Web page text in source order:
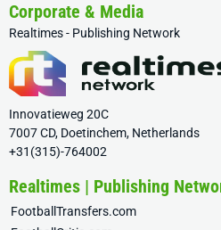
Corporate & Media
Realtimes - Publishing Network
Innovatieweg 20C
7007 CD, Doetinchem, Netherlands
+31(315)-764002
Realtimes | Publishing
FootballTransfers.com